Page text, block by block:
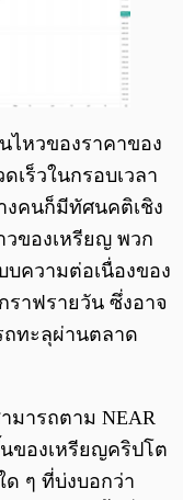
ไหวของราคาของ
เร็วในกรอบเวลา
งคนก็มีทัศนคติเชิง
ของเหรียญ พวก
บความต่อเนื่องของ
าฟรายวัน ซึ่งอาจ
ถทะลุผ่านตลาด
มารถตาม NEAR
ของเหรียญคริปโต
ๆ ที่บ่งบอกว่า